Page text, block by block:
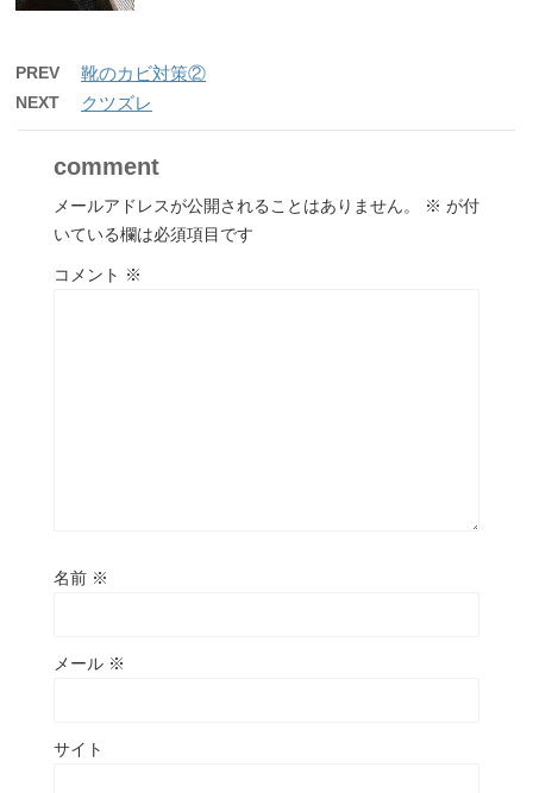
PREV 靴のカビ対策②
NEXT クツズレ
comment
メールアドレスが公開されることはありません。 ※ が付
いている欄は必須項目です
コメント ※
名前 ※
メール ※
サイト